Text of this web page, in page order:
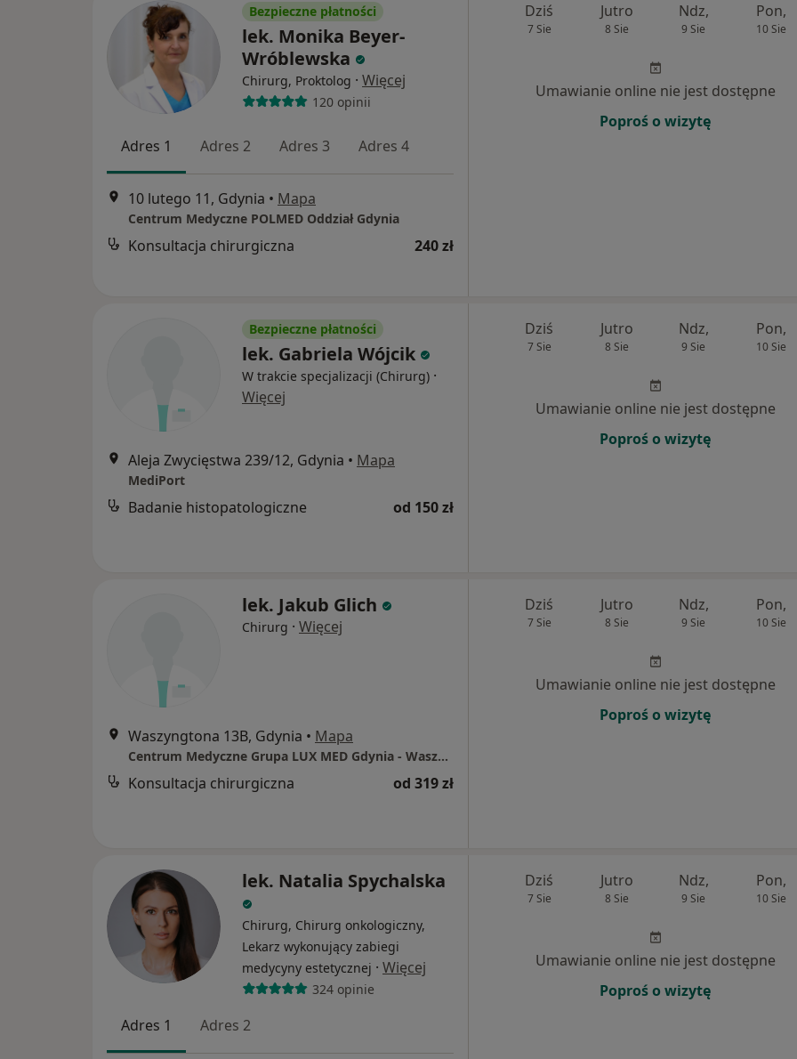
Bezpieczne płatności
lek. Monika Beyer-
Wróblewska
Chirurg, Proktolog · Więcej
120 opinii
Adres 1 Adres 2 Adres 3 Adres 4
10 lutego 11, Gdynia • Mapa
Centrum Medyczne POLMED Oddział Gdynia
Konsultacja chirurgiczna 240 zł
Dziś
7 Sie
Jutro
8 Sie
Ndz,
9 Sie
Pon,
10 Sie
Umawianie online nie jest dostępne
Poproś o wizytę
Bezpieczne płatności
lek. Gabriela Wójcik
W trakcie specjalizacji (Chirurg) ·
Więcej
Aleja Zwycięstwa 239/12, Gdynia • Mapa
MediPort
Badanie histopatologiczne od 150 zł
Dziś
7 Sie
Jutro
8 Sie
Ndz,
9 Sie
Pon,
10 Sie
Umawianie online nie jest dostępne
Poproś o wizytę
lek. Jakub Glich
Chirurg · Więcej
Waszyngtona 13B, Gdynia • Mapa
Centrum Medyczne Grupa LUX MED Gdynia - Waszyngtona 13B
Konsultacja chirurgiczna od 319 zł
Dziś
7 Sie
Jutro
8 Sie
Ndz,
9 Sie
Pon,
10 Sie
Umawianie online nie jest dostępne
Poproś o wizytę
lek. Natalia Spychalska
Chirurg, Chirurg onkologiczny,
Lekarz wykonujący zabiegi
medycyny estetycznej · Więcej
324 opinie
Adres 1 Adres 2
Dziś
7 Sie
Jutro
8 Sie
Ndz,
9 Sie
Pon,
10 Sie
Umawianie online nie jest dostępne
Poproś o wizytę